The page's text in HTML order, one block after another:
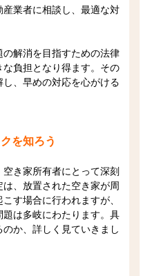
産業者に相談し、最適な対
解消を目指すための法律
負担となり得ます。その
、早めの対応を心がける
を知ろう
き家所有者にとって深刻
、放置された空き家が周
す場合に行われますが、
は多岐にわたります。具
か、詳しく見ていきまし